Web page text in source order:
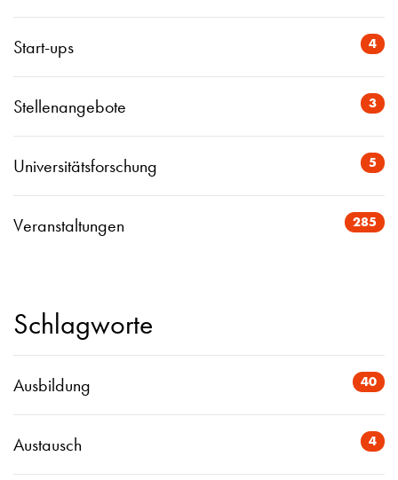
Start-ups 4
Stellenangebote 3
Universitätsforschung 5
Veranstaltungen 285
Schlagworte
Ausbildung 40
Austausch 4